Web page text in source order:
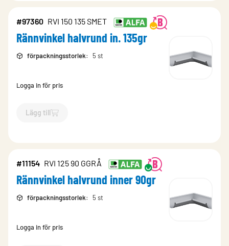
#97360 RVI 150 135 SMET
Rännvinkel halvrund in. 135gr
förpackningsstorlek: 5 st
Logga in för pris
Lägg till
`$Lägg till
#11154 RVI 125 90 GGRÅ
Rännvinkel halvrund inner 90gr
förpackningsstorlek: 5 st
Logga in för pris